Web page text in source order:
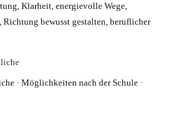
Klarheit, energievolle Wege,
Richtung bewusst gestalten, beruflicher
· Möglichkeiten nach der Schule ·